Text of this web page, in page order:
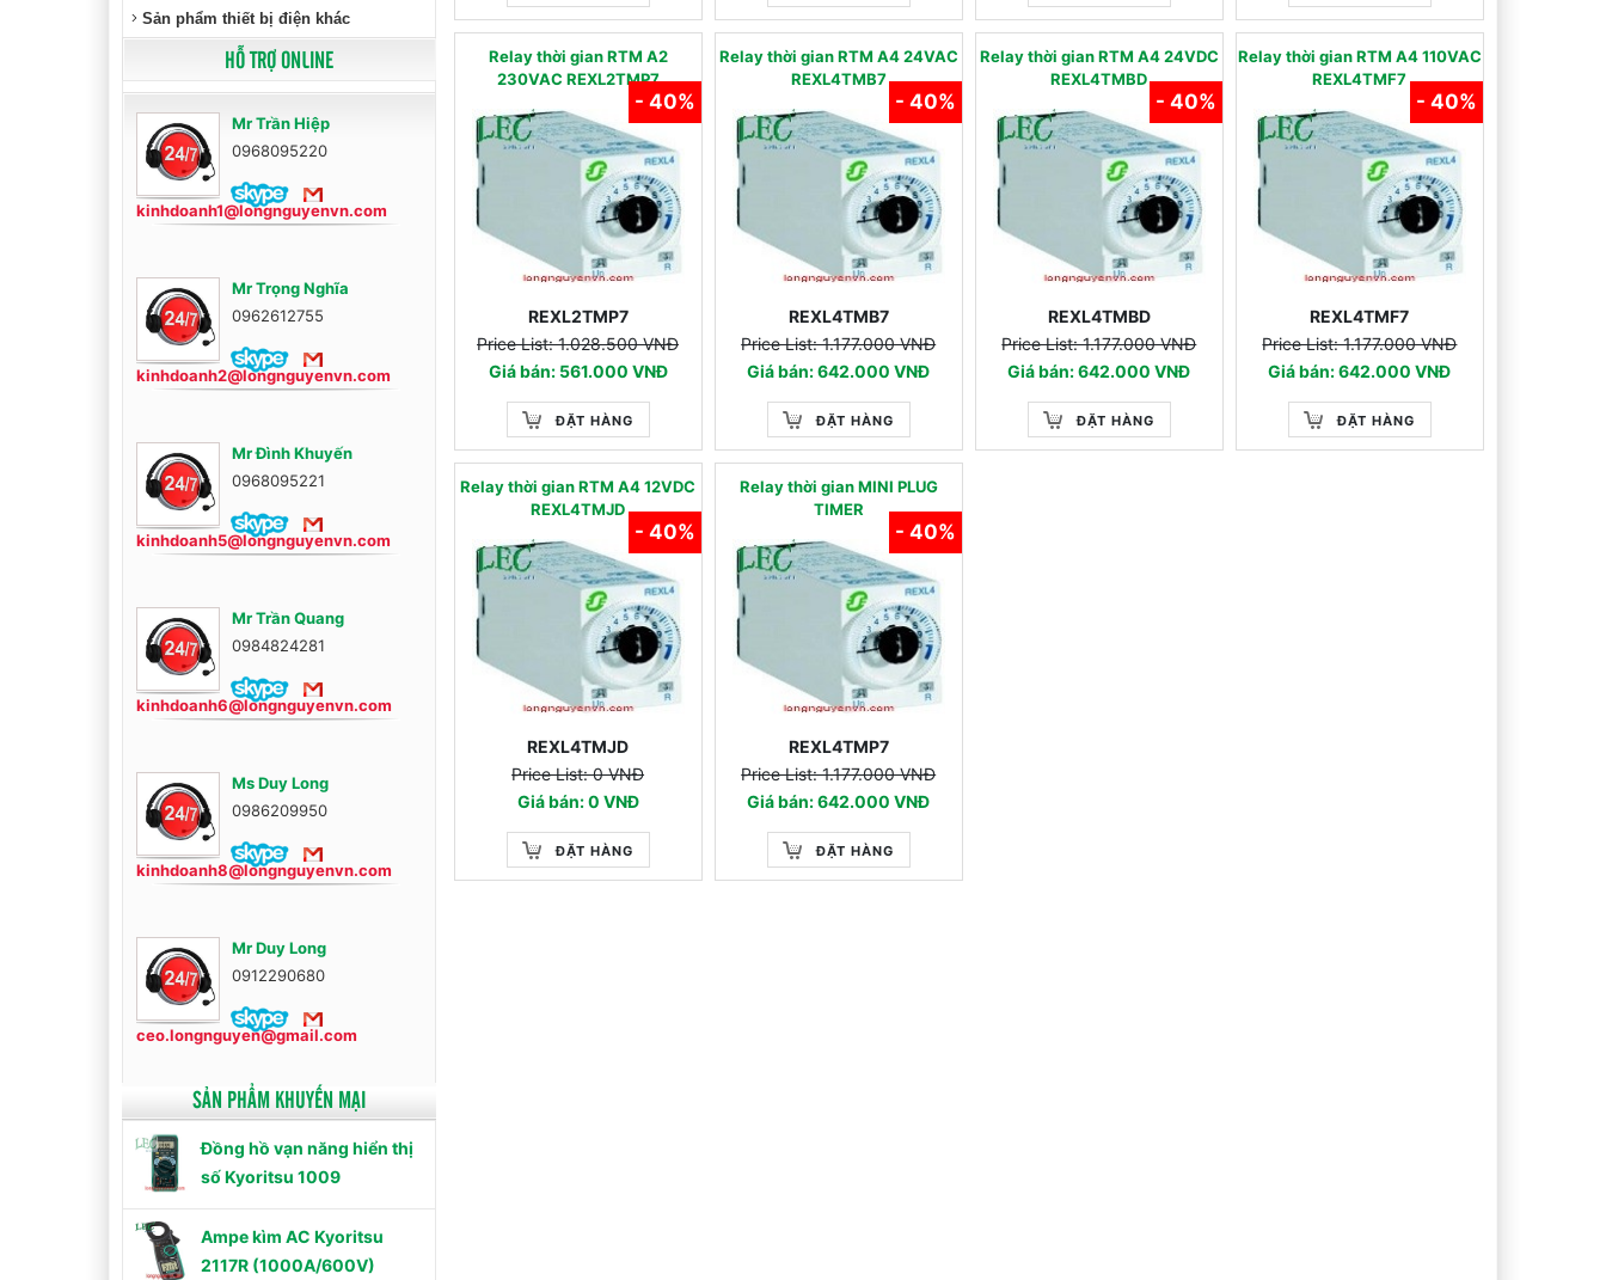
Sản phẩm thiết bị điện khác
HỖ TRỢ ONLINE
Mr Trần Hiệp
0968095220
kinhdoanh1@longnguyenvn.com
Mr Trọng Nghĩa
0962612755
kinhdoanh2@longnguyenvn.com
Mr Đình Khuyến
0968095221
kinhdoanh5@longnguyenvn.com
Mr Trần Quang
0984824281
kinhdoanh6@longnguyenvn.com
Ms Duy Long
0986209950
kinhdoanh8@longnguyenvn.com
Mr Duy Long
0912290680
ceo.longnguyen@gmail.com
SẢN PHẨM KHUYẾN MẠI
Đồng hồ vạn năng hiển thị
số Kyoritsu 1009
Ampe kìm AC Kyoritsu
2117R (1000A/600V)
Relay thời gian RTM A2
230VAC REXL2TMP7
REXL2TMP7
Price List: 1.028.500 VNĐ
Giá bán: 561.000 VNĐ
ĐẶT HÀNG
- 40%
Relay thời gian RTM A4 24VAC
REXL4TMB7
REXL4TMB7
Price List: 1.177.000 VNĐ
Giá bán: 642.000 VNĐ
ĐẶT HÀNG
- 40%
Relay thời gian RTM A4 24VDC
REXL4TMBD
REXL4TMBD
Price List: 1.177.000 VNĐ
Giá bán: 642.000 VNĐ
ĐẶT HÀNG
- 40%
Relay thời gian RTM A4 110VAC
REXL4TMF7
REXL4TMF7
Price List: 1.177.000 VNĐ
Giá bán: 642.000 VNĐ
ĐẶT HÀNG
- 40%
Relay thời gian RTM A4 12VDC
REXL4TMJD
REXL4TMJD
Price List: 0 VNĐ
Giá bán: 0 VNĐ
ĐẶT HÀNG
- 40%
Relay thời gian MINI PLUG
TIMER
REXL4TMP7
Price List: 1.177.000 VNĐ
Giá bán: 642.000 VNĐ
ĐẶT HÀNG
- 40%